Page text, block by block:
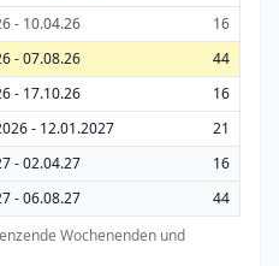
- 10.04.26
16
- 07.08.26
44
- 17.10.26
16
- 12.01.2027
21
- 02.04.27
16
- 06.08.27
44
Wochenenden und